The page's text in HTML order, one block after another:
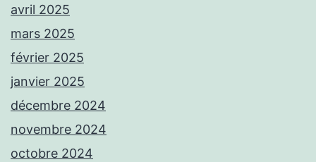
avril 2025
mars 2025
février 2025
janvier 2025
décembre 2024
novembre 2024
octobre 2024